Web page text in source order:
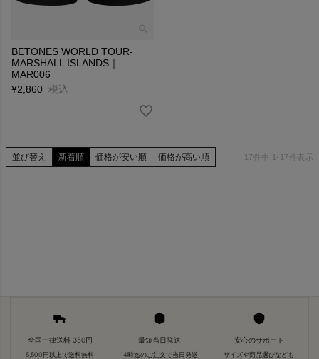
BETONES WORLD TOUR-
MARSHALL ISLANDS｜
MAR006
¥2,860 税込
並び替え 新着順 価格が安い順 価格が高い順 17 件中 1 - 17 件表示
全国一律送料 350円
5,500円以上で送料無料
最短当日発送
14時迄のご注文で当日発送
安心のサポート
サイズや商品選びなども